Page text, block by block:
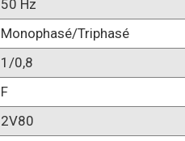
50 Hz
Monophasé/Triphasé
1/0,8
F
2V80